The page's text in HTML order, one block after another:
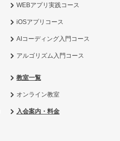
WEBアプリ実践コース
iOSアプリコース
AIコーディング入門コース
アルゴリズム入門コース
教室一覧
オンライン教室
入会案内・料金